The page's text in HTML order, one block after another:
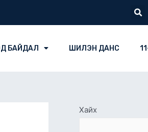
БАЙДАЛ ШИЛЭН ДАНС
Хайх